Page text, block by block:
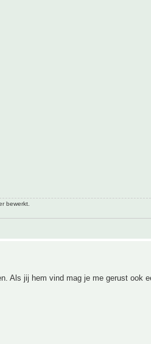
bewerkt.
Als jij hem vind mag je me gerust ook